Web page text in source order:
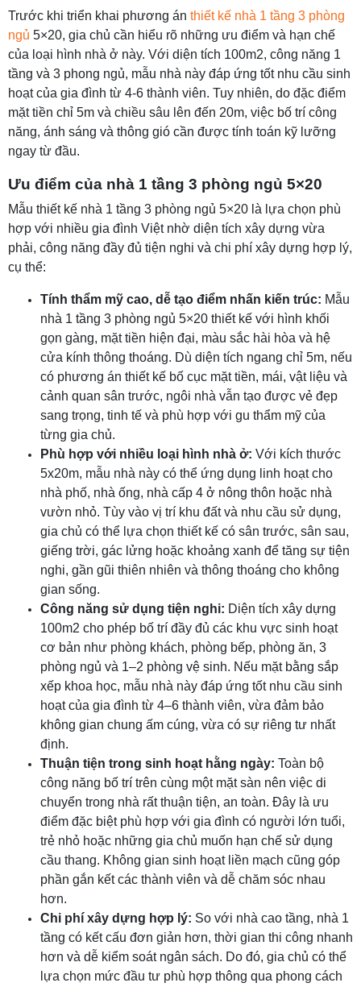
Trước khi triển khai phương án thiết kế nhà 1 tầng 3 phòng
ngủ 5×20, gia chủ cần hiểu rõ những ưu điểm và hạn chế
của loại hình nhà ở này. Với diện tích 100m2, công năng 1
tầng và 3 phong ngủ, mẫu nhà này đáp ứng tốt nhu cầu sinh
hoạt của gia đình từ 4-6 thành viên. Tuy nhiên, do đặc điểm
mặt tiền chỉ 5m và chiều sâu lên đến 20m, việc bố trí công
năng, ánh sáng và thông gió cần được tính toán kỹ lưỡng
ngay từ đầu.
Ưu điểm của nhà 1 tầng 3 phòng ngủ 5×20
Mẫu thiết kế nhà 1 tầng 3 phòng ngủ 5×20 là lựa chọn phù
hợp với nhiều gia đình Việt nhờ diện tích xây dựng vừa
phải, công năng đầy đủ tiện nghi và chi phí xây dựng hợp lý,
cụ thể:
Tính thẩm mỹ cao, dễ tạo điểm nhấn kiến trúc: Mẫu
nhà 1 tầng 3 phòng ngủ 5×20 thiết kế với hình khối
gọn gàng, mặt tiền hiện đại, màu sắc hài hòa và hệ
cửa kính thông thoáng. Dù diện tích ngang chỉ 5m, nếu
có phương án thiết kế bố cục mặt tiền, mái, vật liệu và
cảnh quan sân trước, ngôi nhà vẫn tạo được vẻ đẹp
sang trọng, tinh tế và phù hợp với gu thẩm mỹ của
từng gia chủ.
Phù hợp với nhiều loại hình nhà ở: Với kích thước
5x20m, mẫu nhà này có thể ứng dụng linh hoạt cho
nhà phố, nhà ống, nhà cấp 4 ở nông thôn hoặc nhà
vườn nhỏ. Tùy vào vị trí khu đất và nhu cầu sử dụng,
gia chủ có thể lựa chọn thiết kế có sân trước, sân sau,
giếng trời, gác lửng hoặc khoảng xanh để tăng sự tiện
nghi, gần gũi thiên nhiên và thông thoáng cho không
gian sống.
Công năng sử dụng tiện nghi: Diện tích xây dựng
100m2 cho phép bố trí đầy đủ các khu vực sinh hoạt
cơ bản như phòng khách, phòng bếp, phòng ăn, 3
phòng ngủ và 1–2 phòng vệ sinh. Nếu mặt bằng sắp
xếp khoa học, mẫu nhà này đáp ứng tốt nhu cầu sinh
hoạt của gia đình từ 4–6 thành viên, vừa đảm bảo
không gian chung ấm cúng, vừa có sự riêng tư nhất
định.
Thuận tiện trong sinh hoạt hằng ngày: Toàn bộ
công năng bố trí trên cùng một mặt sàn nên việc di
chuyển trong nhà rất thuận tiện, an toàn. Đây là ưu
điểm đặc biệt phù hợp với gia đình có người lớn tuổi,
trẻ nhỏ hoặc những gia chủ muốn hạn chế sử dụng
cầu thang. Không gian sinh hoạt liền mạch cũng góp
phần gắn kết các thành viên và dễ chăm sóc nhau
hơn.
Chi phí xây dựng hợp lý: So với nhà cao tầng, nhà 1
tầng có kết cấu đơn giản hơn, thời gian thi công nhanh
hơn và dễ kiểm soát ngân sách. Do đó, gia chủ có thể
lựa chọn mức đầu tư phù hợp thông qua phong cách